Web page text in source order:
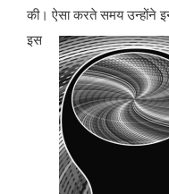
की। ऐसा करते समय उन्होंने
इस